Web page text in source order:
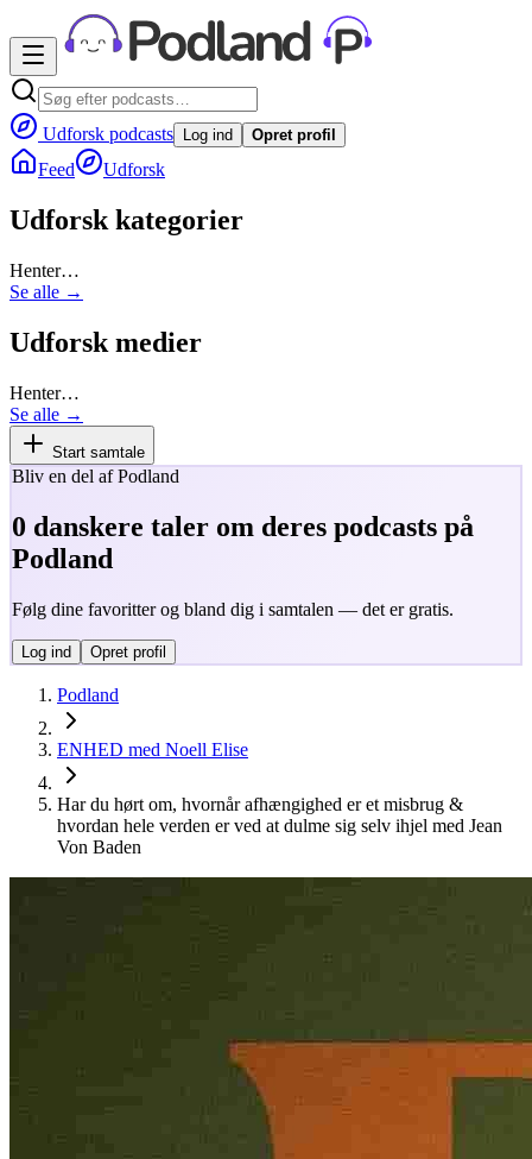
Udforsk podcasts Log ind Opret profil
Feed Udforsk
Udforsk kategorier
Henter…
Se alle →
Udforsk medier
Henter…
Se alle →
Start samtale
Bliv en del af Podland
0 danskere taler om deres podcasts på
Podland
Følg dine favoritter og bland dig i samtalen — det er gratis.
Log ind Opret profil
Podland
ENHED med Noell Elise
Har du hørt om, hvornår afhængighed er et misbrug &
hvordan hele verden er ved at dulme sig selv ihjel med Jean
Von Baden